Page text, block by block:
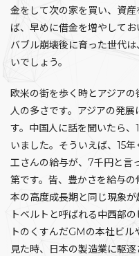
金をして次の家を買い、資
ば、早めに借金を増やして
バブル崩壊後に育った世代
いでしょう。
欧米の街を歩く時とアジアの
人の多さです。アジアの発
す。中国人に話を聞いたら
いました。そういえば、15
工さんの給与が、7千円と言
第です。皆、豊かさを給与
本の高度成長期と同じ現象
トベルトと呼ばれる中西部
トのくすんだGMの本社ビ
見た時、日本の製造業に駆